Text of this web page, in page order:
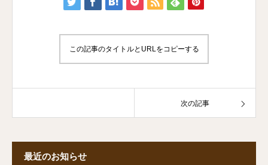
この記事のタイトルとURLをコピーする
次の記事
最近のお知らせ